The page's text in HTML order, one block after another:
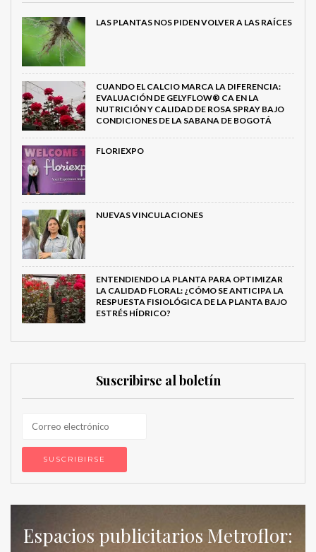
LAS PLANTAS NOS PIDEN VOLVER A LAS RAÍCES
CUANDO EL CALCIO MARCA LA DIFERENCIA:
EVALUACIÓN DE GELYFLOW® CA EN LA
NUTRICIÓN Y CALIDAD DE ROSA SPRAY BAJO
CONDICIONES DE LA SABANA DE BOGOTÁ
FLORIEXPO
NUEVAS VINCULACIONES
ENTENDIENDO LA PLANTA PARA OPTIMIZAR
LA CALIDAD FLORAL: ¿CÓMO SE ANTICIPA LA
RESPUESTA FISIOLÓGICA DE LA PLANTA BAJO
ESTRÉS HÍDRICO?
Suscribirse al boletín
Espacios publicitarios Metroflor: